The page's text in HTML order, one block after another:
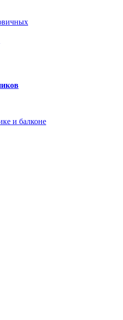
и балконе